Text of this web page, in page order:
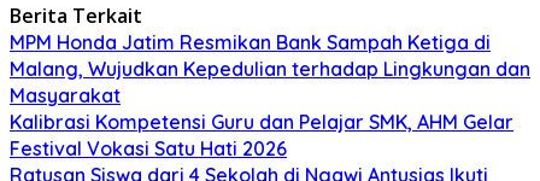
Berita Terkait
MPM Honda Jatim Resmikan Bank Sampah Ketiga di
Malang, Wujudkan Kepedulian terhadap Lingkungan dan
Masyarakat
Kalibrasi Kompetensi Guru dan Pelajar SMK, AHM Gelar
Festival Vokasi Satu Hati 2026
Ratusan Siswa dari 4 Sekolah di Ngawi Antusias Ikuti